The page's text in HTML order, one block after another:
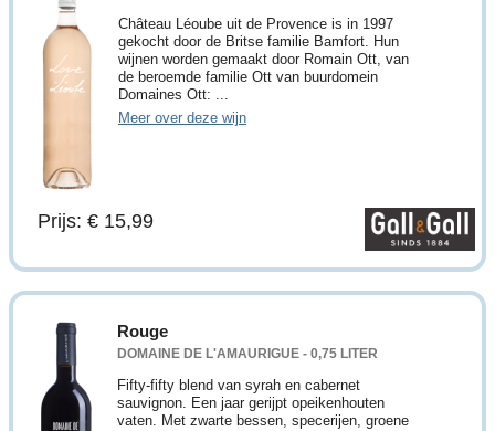
Château Léoube uit de Provence is in 1997
gekocht door de Britse familie Bamfort. Hun
wijnen worden gemaakt door Romain Ott, van
de beroemde familie Ott van buurdomein
Domaines Ott: ...
Meer over deze wijn
Prijs: € 15,99
Rouge
DOMAINE DE L'AMAURIGUE - 0,75 LITER
Fifty-fifty blend van syrah en cabernet
sauvignon. Een jaar gerijpt opeikenhouten
vaten. Met zwarte bessen, specerijen, groene